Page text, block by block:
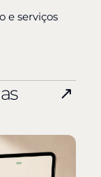
e serviços
↗